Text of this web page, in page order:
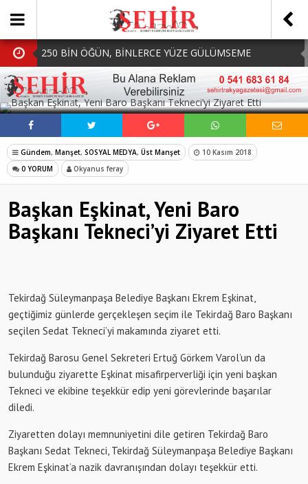
250 BİN ÖĞÜN, BİNLERCE YÜZE GÜLÜMSEME
BAŞKAN MÜGE YILDIZ TOPAK: ‘SOSYAL
BELEDİYECİLİKTE HİÇBİR HEMŞERİMİZİ YALNIZ
BIRAKMIYORUZ!’
MHP Çorlu İlçe Teşkilatında Yeni Dönem Başladı:
Mazbatalar Alındı
Dolu Vurdu, Büyükşehir Üreticiyi Yalnız Bırakmadı
SOFRALARDA BEREKETİ, GÖNÜLLERDE DAYANIŞMAYI
SOSYAL MEDYADA PAYLAŞ
Gündem, Manşet, SOSYAL MEDYA, Üst Manşet
10 Kasım 2018
0 YORUM
Okyanus feray
Başkan Eşkinat, Yeni Baro
Başkanı Tekneci’yi Ziyaret Etti
Tekirdağ Süleymanpaşa Belediye Başkanı Ekrem Eşkinat,
geçtiğimiz günlerde gerçekleşen seçim ile Tekirdağ Baro Başkanı
seçilen Sedat Tekneci’yi makamında ziyaret etti.
Tekirdağ Barosu Genel Sekreteri Ertuğ Görkem Varol’un da
bulunduğu ziyarette Eşkinat misafirperverliği için yeni başkan
Tekneci ve ekibine teşekkür edip yeni görevlerinde başarılar
diledi.
Ziyaretten dolayı memnuniyetini dile getiren Tekirdağ Baro
Başkanı Sedat Tekneci, Tekirdağ Süleymanpaşa Belediye Başkanı
Ekrem Eşkinat’a nazik davranışından dolayı teşekkür etti.